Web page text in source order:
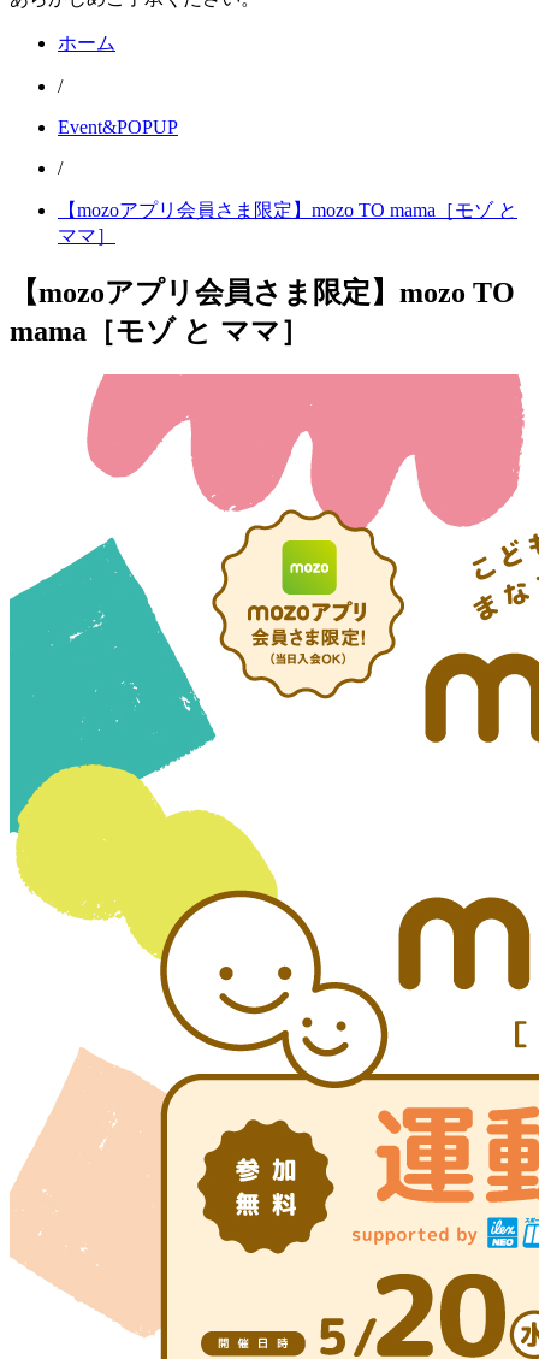
ホーム
/
Event&POPUP
/
【mozoアプリ会員さま限定】mozo TO mama［モゾ と
ママ］
【mozoアプリ会員さま限定】mozo TO
mama［モゾ と ママ］